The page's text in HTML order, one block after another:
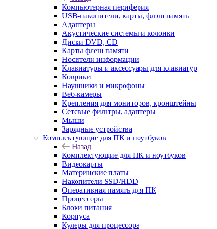
Компьютерная периферия
USB-накопители, карты, флэш память
Адаптеры
Акустические системы и колонки
Диски DVD, CD
Карты флеш памяти
Носители информации
Клавиатуры и аксессуары для клавиатур
Коврики
Наушники и микрофоны
Веб-камеры
Крепления для мониторов, кронштейны
Сетевые фильтры, адаптеры
Мыши
Зарядные устройства
Комплектующие для ПК и ноутбуков
Назад
Комплектующие для ПК и ноутбуков
Видеокарты
Материнские платы
Накопители SSD/HDD
Оперативная память для ПК
Процессоры
Блоки питания
Корпуса
Кулеры для процессора